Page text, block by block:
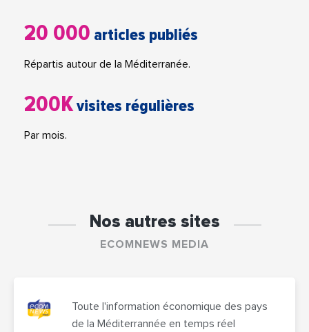
20 000 articles publiés
Répartis autour de la Méditerranée.
200Kvisites régulières
Par mois.
Nos autres sites
ECOMNEWS MEDIA
Toute l'information économique des pays
de la Méditerrannée en temps réel